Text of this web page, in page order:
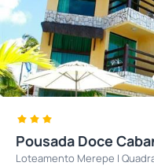
Pousada Doce
Loteamento Merepe I